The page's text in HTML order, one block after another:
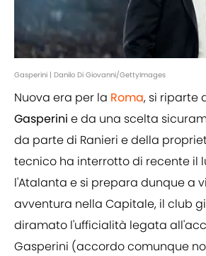
Gasperini | Danilo Di Giovanni/GettyImages
Nuova era per la Roma, si riparte
Gasperini e da una scelta
da parte di Ranieri e della
tecnico ha interrotto di recente il
l'Atalanta e si prepara dunque a
avventura nella Capitale, il club
diramato l'ufficialità legata
Gasperini (accordo comunque